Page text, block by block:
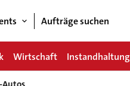
Aufträge suchen
Wirtschaft Instandhaltung